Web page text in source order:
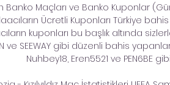
Banko Maçları ve Banko Kuponlar
Ücretli Kuponları Türkiye
kuponları bu başlık altında
ve SEEWAY gibi düzenli bahis
Nuhbey18, Eren5521 ve PEN6BE